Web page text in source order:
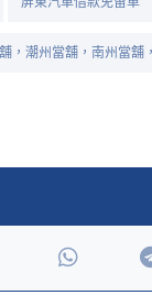
，潮州當舖，南州當舖